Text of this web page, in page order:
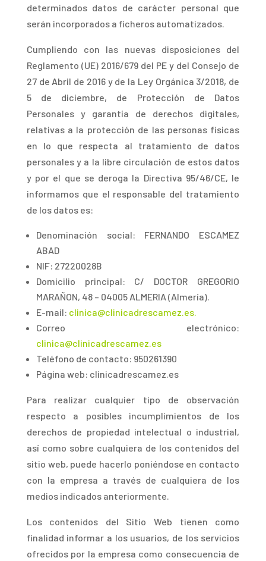
determinados datos de carácter personal que
serán incorporados a ficheros automatizados.
Cumpliendo con las nuevas disposiciones del
Reglamento (UE) 2016/679 del PE y del Consejo de
27 de Abril de 2016 y de la Ley Orgánica 3/2018, de
5 de diciembre, de Protección de Datos
Personales y garantía de derechos digitales,
relativas a la protección de las personas físicas
en lo que respecta al tratamiento de datos
personales y a la libre circulación de estos datos
y por el que se deroga la Directiva 95/46/CE, le
informamos que el responsable del tratamiento
de los datos es:
Denominación social: FERNANDO ESCAMEZ
ABAD
NIF: 27220028B
Domicilio principal: C/ DOCTOR GREGORIO
MARAÑON, 48 – 04005 ALMERIA (Almería).
E-mail: clinica@clinicadrescamez.es.
Correo electrónico:
clinica@clinicadrescamez.es
Teléfono de contacto: 950261390
Página web: clinicadrescamez.es
Para realizar cualquier tipo de observación
respecto a posibles incumplimientos de los
derechos de propiedad intelectual o industrial,
así como sobre cualquiera de los contenidos del
sitio web, puede hacerlo poniéndose en contacto
con la empresa a través de cualquiera de los
medios indicados anteriormente.
Los contenidos del Sitio Web tienen como
finalidad informar a los usuarios, de los servicios
ofrecidos por la empresa como consecuencia de